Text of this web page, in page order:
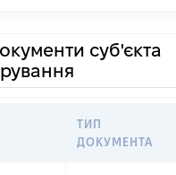
суб'єкта
ТИП
ДОКУМЕНТА